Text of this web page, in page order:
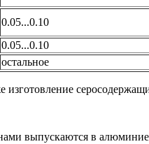
0.05...0.10
0.05...0.10
остальное
изготовление
выпускаются в